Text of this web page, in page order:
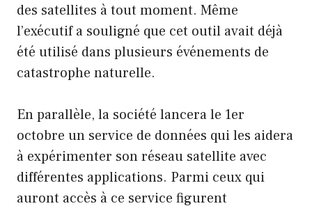
des satellites à tout moment. Même
l’exécutif a souligné que cet outil avait déjà
été utilisé dans plusieurs événements de
catastrophe naturelle.
En parallèle, la société lancera le 1er
octobre un service de données qui les aidera
à expérimenter son réseau satellite avec
différentes applications. Parmi ceux qui
auront accès à ce service figurent